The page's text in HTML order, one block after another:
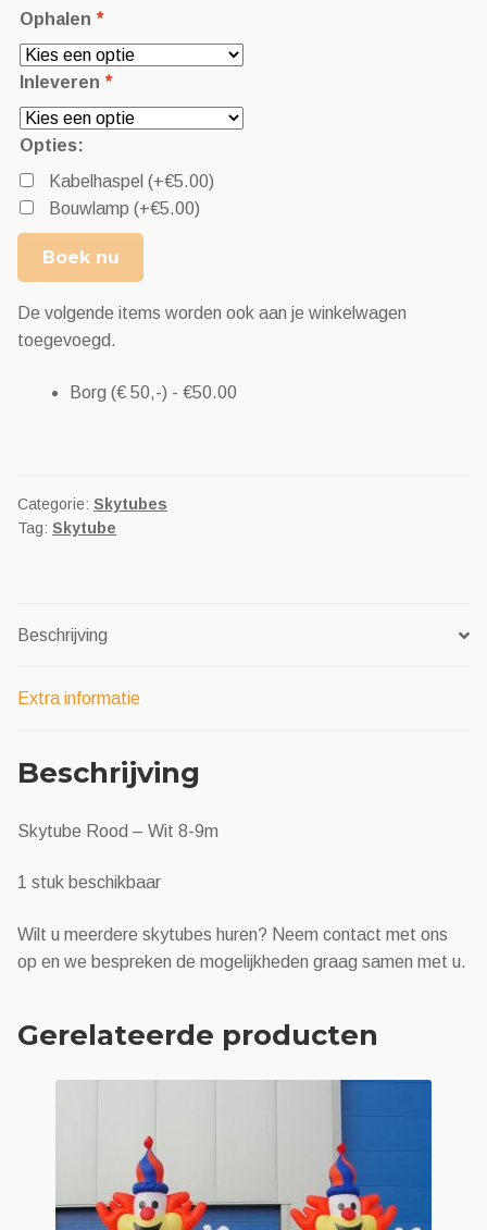
Ophalen *
Inleveren *
Opties:
Kabelhaspel(+€5.00)
Bouwlamp(+€5.00)
Boek nu
De volgende items worden ook aan je winkelwagen
toegevoegd.
Borg (€ 50,-) - €50.00
Categorie: Skytubes
Tag: Skytube
Beschrijving
Extra informatie
Beschrijving
Skytube Rood – Wit 8-9m
1 stuk beschikbaar
Wilt u meerdere skytubes huren? Neem contact met ons
op en we bespreken de mogelijkheden graag samen met u.
Gerelateerde producten